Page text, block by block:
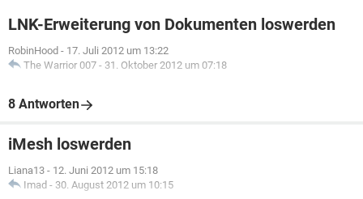
LNK-Erweiterung von Dokumenten loswerden
RobinHood - 17. Juli 2012 um 13:22
The Warrior 007 - 31. Oktober 2012 um 07:18
8 Antworten
iMesh loswerden
Liana13 - 12. Juni 2012 um 15:18
Imad - 30. August 2012 um 10:15